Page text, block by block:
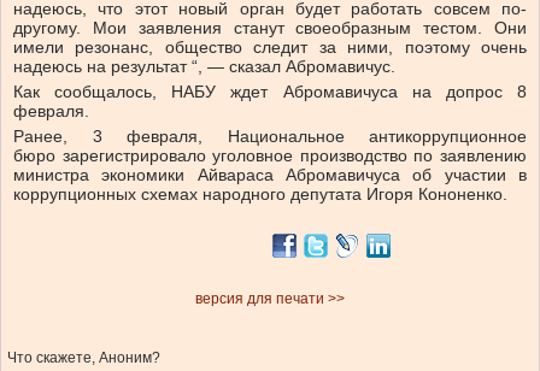
надеюсь, что этот новый орган будет работать совсем по-
другому. Мои заявления станут своеобразным тестом. Они
имели резонанс, общество следит за ними, поэтому очень
надеюсь на результат “, — сказал Абромавичус.
Как сообщалось, НАБУ ждет Абромавичуса на допрос 8
февраля.
Ранее, 3 февраля, Национальное антикоррупционное
бюро зарегистрировало уголовное производство по заявлению
министра экономики Айвараса Абромавичуса об участии в
коррупционных схемах народного депутата Игоря Кононенко.
версия для печати >>
Что скажете, Аноним?